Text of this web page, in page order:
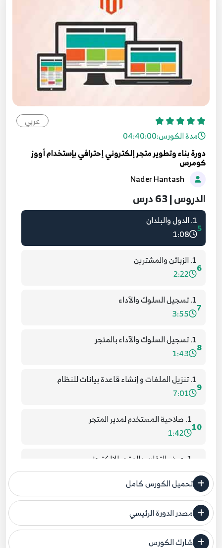
عربي
مدة الكورس:04:40:00
دورة بناء وتطوير متجر إلكتروني إحترافي بإستخدام أووز
كومرس
الدروس | 63 درس
5:12
2
4:19
1. التصنيفات والمنتجات
16:28
1. الخلاصة
7:28
5
1. الدول والبلدان
1:08
6
1. الزبائن والمشترين
2:22
7
1. تسجيل السلوك والآداء
3:55
8
1. تسجيل السلوك والآداء بالمتجر
1:43
9
1. تنزيل الملفات و إنشاء قاعدة بيانات للنظام
7:01
10
1. صلاحية المستخدم لمدير المتجر
1:42
1. عرض التقارير بالمتجر الإلكتروني
1:52
12
1. لمحة عامة حول المتجر الإلكتروني
5:38
1. مقدمة عامة حول أووز كومرس
تحميل الكورس كامل
مصدر الدورة الرئيسي
فنحن لا ندعي ملكية أي دورة ولهذا نضع المصدر الأصلي لكم
شارك الكورس